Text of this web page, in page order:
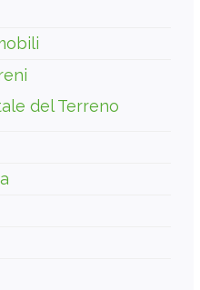
del Terreno